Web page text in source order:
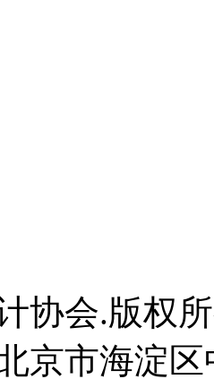
协会.版权
京市海淀